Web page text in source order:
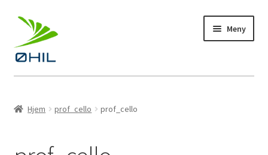
Hopp
navigasjon
Hopp
innhold
Meny
Hjem prof_cello prof_cello